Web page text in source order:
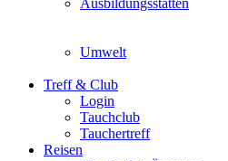
Ausbildungsstätten
Umwelt
Treff & Club
Login
Tauchclub
Tauchertreff
Reisen